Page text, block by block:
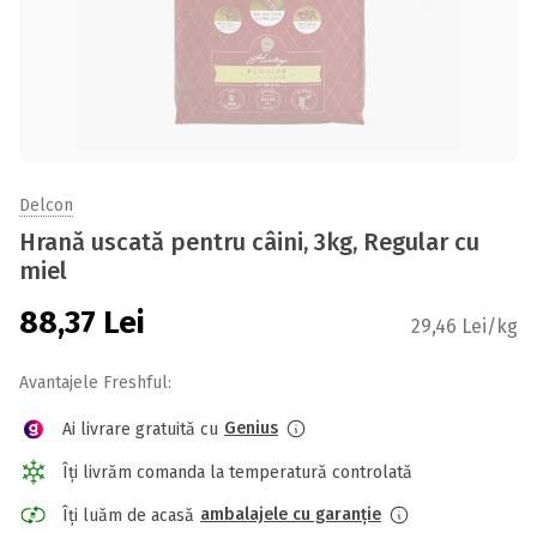
Delcon
Hrană uscată pentru câini, 3kg, Regular cu
miel
88,37 Lei 29,46 Lei/kg
Avantajele Freshful:
Ai livrare gratuită cu Genius
Îți livrăm comanda la temperatură controlată
Îți luăm de acasă ambalajele cu garanție